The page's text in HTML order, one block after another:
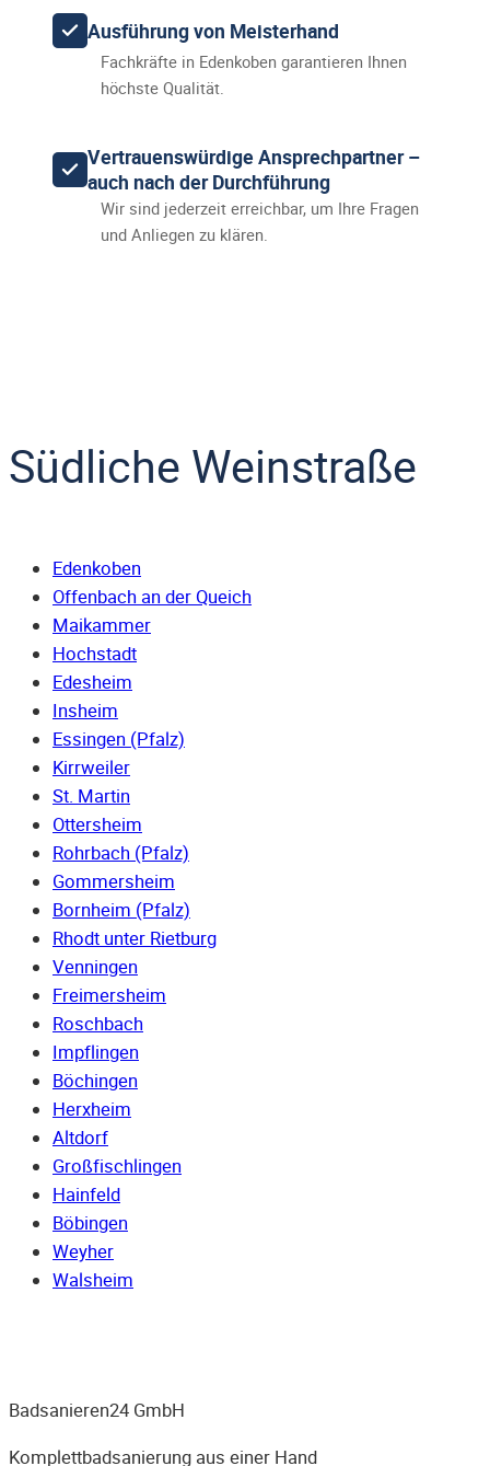
Ausführung von Meisterhand
Fachkräfte in Edenkoben garantieren Ihnen
höchste Qualität.
Vertrauenswürdige Ansprechpartner –
auch nach der Durchführung
Wir sind jederzeit erreichbar, um Ihre Fragen
und Anliegen zu klären.
Südliche Weinstraße
Edenkoben
Offenbach an der Queich
Maikammer
Hochstadt
Edesheim
Insheim
Essingen (Pfalz)
Kirrweiler
St. Martin
Ottersheim
Rohrbach (Pfalz)
Gommersheim
Bornheim (Pfalz)
Rhodt unter Rietburg
Venningen
Freimersheim
Roschbach
Impflingen
Böchingen
Herxheim
Altdorf
Großfischlingen
Hainfeld
Böbingen
Weyher
Walsheim
Badsanieren24 GmbH
Komplettbadsanierung aus einer Hand